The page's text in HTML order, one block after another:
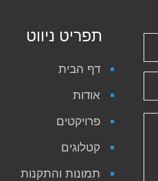
תפריט ניווט
דף הבית
אודות
פרויקטים
קטלוגים
תמונות והתקנות